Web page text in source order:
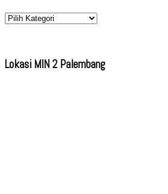
Kategori
Lokasi MIN 2 Palembang